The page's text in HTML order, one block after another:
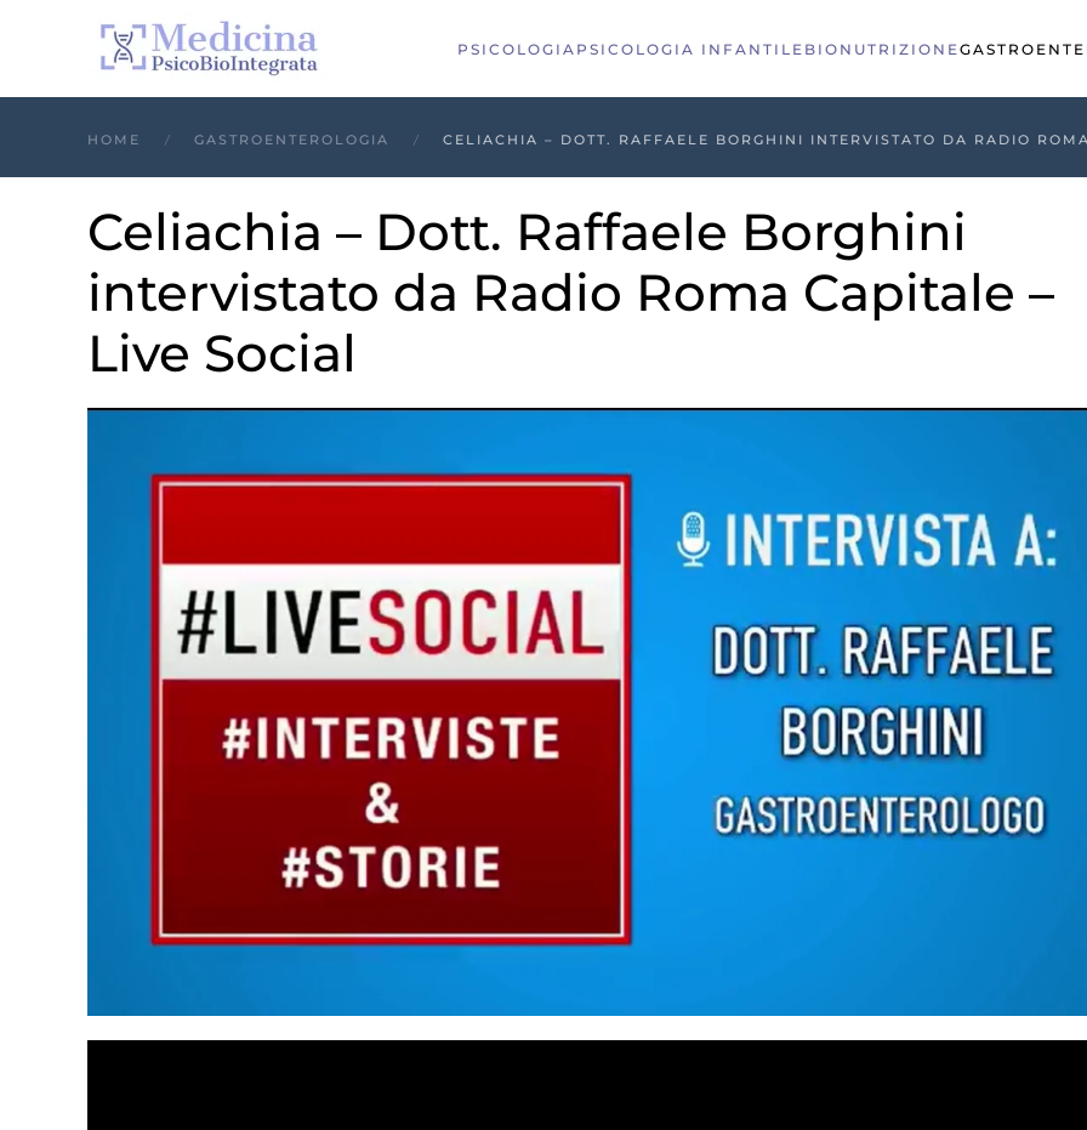
PSICOLOGIA PSICOLOGIA INFANTILE BIONUTRIZIONE
HOME GASTROENTEROLOGIA CELIACHIA – DOTT. RAFFAELE BORGHINI INTERVISTATO DA RADIO
Celiachia – Dott. Raffaele Borghini
intervistato da Radio Roma Capitale –
Live Social